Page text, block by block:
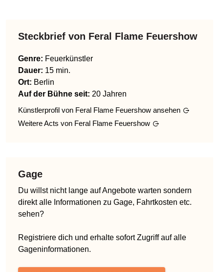
Steckbrief von Feral Flame Feuershow
Genre: Feuerkünstler
Dauer: 15 min.
Ort: Berlin
Auf der Bühne seit: 20 Jahren
Künstlerprofil von Feral Flame Feuershow ansehen
Weitere Acts von Feral Flame Feuershow
Gage
Du willst nicht lange auf Angebote warten sondern
direkt alle Informationen zu Gage, Fahrtkosten etc.
sehen?
Registriere dich und erhalte sofort Zugriff auf alle
Gageninformationen.